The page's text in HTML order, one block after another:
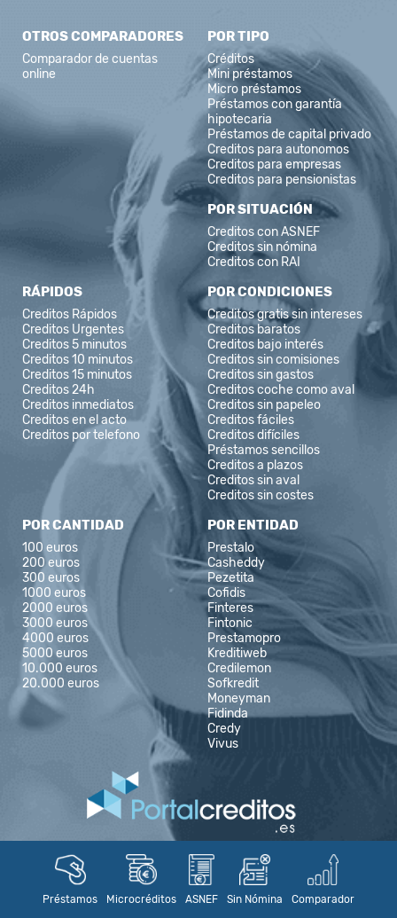
Préstamos Microcréditos ASNEF Sin Nómina Comparador
OTROS COMPARADORES
Comparador de cuentas
online
POR TIPO
Créditos
Mini préstamos
Micro préstamos
Préstamos con garantía
hipotecaria
Préstamos de capital privado
Creditos para autonomos
Creditos para empresas
Creditos para pensionistas
POR SITUACIÓN
Creditos con ASNEF
Creditos sin nómina
Creditos con RAI
RÁPIDOS
Creditos Rápidos
Creditos Urgentes
Creditos 5 minutos
Creditos 10 minutos
Creditos 15 minutos
Creditos 24h
Creditos inmediatos
Creditos en el acto
Creditos por telefono
POR CONDICIONES
Creditos gratis sin intereses
Creditos baratos
Creditos bajo interés
Creditos sin comisiones
Creditos sin gastos
Creditos coche como aval
Creditos sin papeleo
Creditos fáciles
Creditos difíciles
Préstamos sencillos
Creditos a plazos
Creditos sin aval
Creditos sin costes
POR CANTIDAD
100 euros
200 euros
300 euros
1000 euros
2000 euros
3000 euros
4000 euros
5000 euros
10.000 euros
20.000 euros
POR ENTIDAD
Prestalo
Casheddy
Pezetita
Cofidis
Finteres
Fintonic
Prestamopro
Kreditiweb
Credilemon
Sofkredit
Moneyman
Fidinda
Credy
Vivus
hola@portalcreditos.es
portalcreditos.es